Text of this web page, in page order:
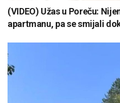
(VIDEO) Užas u Poreču:
apartmanu, pa se smijali